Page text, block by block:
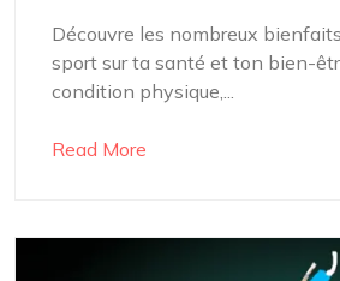
Découvre les nombreux
sport sur ta santé et ton bien-
condition physique,...
Read More